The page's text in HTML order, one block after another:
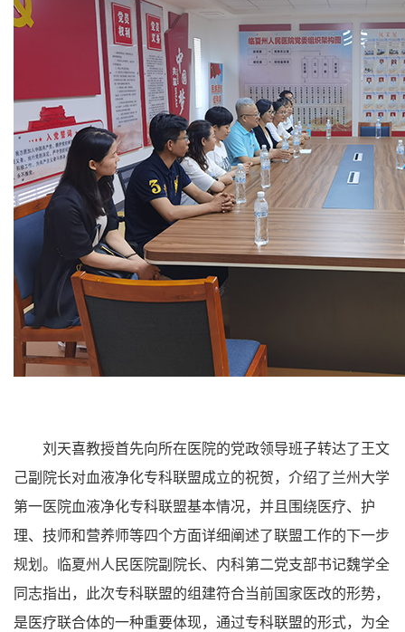
刘天喜教授首先向所在医院的党政领导班子转达了王文
己副院长对血液净化专科联盟成立的祝贺，介绍了兰州大学
第一医院血液净化专科联盟基本情况，并且围绕医疗、护
理、技师和营养师等四个方面详细阐述了联盟工作的下一步
规划。临夏州人民医院副院长、内科第二党支部书记魏学全
同志指出，此次专科联盟的组建符合当前国家医改的形势，
是医疗联合体的一种重要体现，通过专科联盟的形式，为全